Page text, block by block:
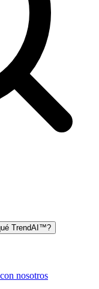
TrendAI™?
nosotros